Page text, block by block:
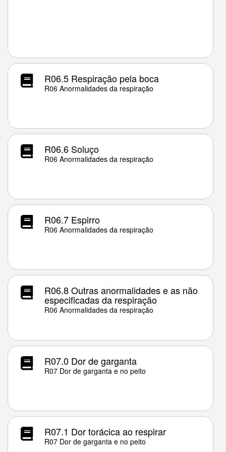
R06.5 Respiração pela boca
R06 Anormalidades da respiração
R06.6 Soluço
R06 Anormalidades da respiração
R06.7 Espirro
R06 Anormalidades da respiração
R06.8 Outras anormalidades e as não
especificadas da respiração
R06 Anormalidades da respiração
R07.0 Dor de garganta
R07 Dor de garganta e no peito
R07.1 Dor torácica ao respirar
R07 Dor de garganta e no peito